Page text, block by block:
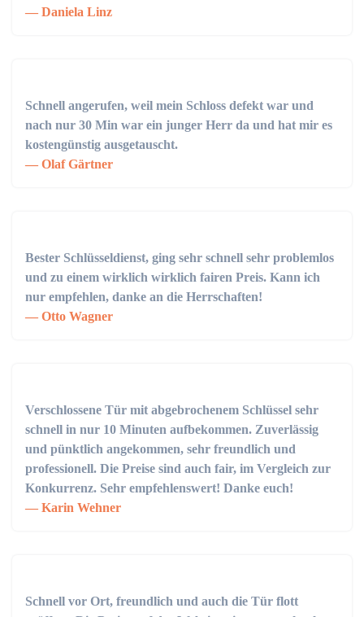
Daniela Linz
Schnell angerufen, weil mein Schloss defekt war und
nach nur 30 Min war ein junger Herr da und hat mir es
kostengünstig ausgetauscht.
Olaf Gärtner
Bester Schlüsseldienst, ging sehr schnell sehr problemlos
und zu einem wirklich wirklich fairen Preis. Kann ich
nur empfehlen, danke an die Herrschaften!
Otto Wagner
Verschlossene Tür mit abgebrochenem Schlüssel sehr
schnell in nur 10 Minuten aufbekommen. Zuverlässig
und pünktlich angekommen, sehr freundlich und
professionell. Die Preise sind auch fair, im Vergleich zur
Konkurrenz. Sehr empfehlenswert! Danke euch!
Karin Wehner
Schnell vor Ort, freundlich und auch die Tür flott